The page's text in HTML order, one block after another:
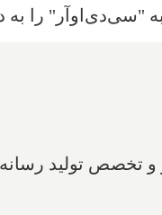
"سی‌دی‌او‌آر" را به